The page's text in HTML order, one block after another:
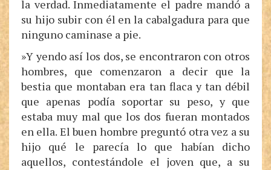
la verdad. Inmediatamente el padre mandó a
su hijo subir con él en la cabalgadura para que
ninguno caminase a pie.
»Y yendo así los dos, se encontraron con otros
hombres, que comenzaron a decir que la
bestia que montaban era tan flaca y tan débil
que apenas podía soportar su peso, y que
estaba muy mal que los dos fueran montados
en ella. El buen hombre preguntó otra vez a su
hijo qué le parecía lo que habían dicho
aquellos, contestándole el joven que, a su